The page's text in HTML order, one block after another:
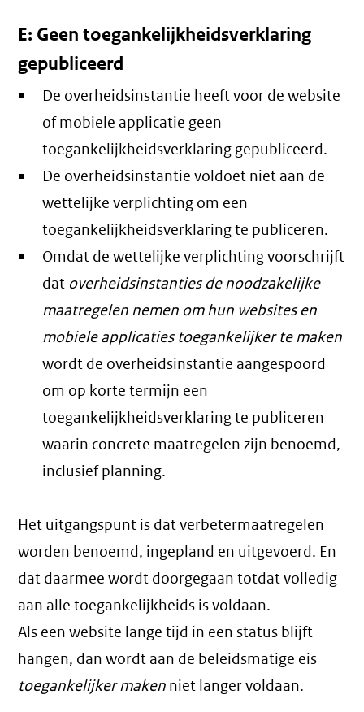
E: Geen toegankelijkheidsverklaring
gepubliceerd
De overheidsinstantie heeft voor de website
of mobiele applicatie geen
toegankelijkheidsverklaring gepubliceerd.
De overheidsinstantie voldoet niet aan de
wettelijke verplichting om een
toegankelijkheidsverklaring te publiceren.
Omdat de wettelijke verplichting voorschrijft
dat overheidsinstanties de noodzakelijke
maatregelen nemen om hun websites en
mobiele applicaties toegankelijker te maken
wordt de overheidsinstantie aangespoord
om op korte termijn een
toegankelijkheidsverklaring te publiceren
waarin concrete maatregelen zijn benoemd,
inclusief planning.
Het uitgangspunt is dat verbetermaatregelen
worden benoemd, ingepland en uitgevoerd. En
dat daarmee wordt doorgegaan totdat volledig
aan alle toegankelijkheids is voldaan.
Als een website lange tijd in een status blijft
hangen, dan wordt aan de beleidsmatige eis
toegankelijker maken niet langer voldaan.